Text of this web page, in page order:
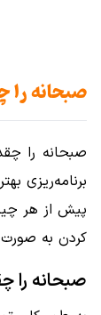
صبحانه را
صبحانه را
برنامه‌ریزی
پیش از هر
کردن به صورت
صبحانه را